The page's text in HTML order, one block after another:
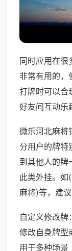
同时应用在很
非常有用的，
打牌时可以合
好友间互动乐
微乐河北麻将
分用户的牌特
到其他人的牌
此类外挂。如
麻将)等，建
自定义修改牌
修改自身牌型
用于多种场景